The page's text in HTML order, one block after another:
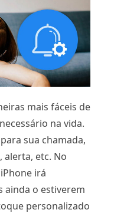
mais fáceis de
na vida.
sua chamada,
alerta, etc. No
irá
o estiverem
personalizado